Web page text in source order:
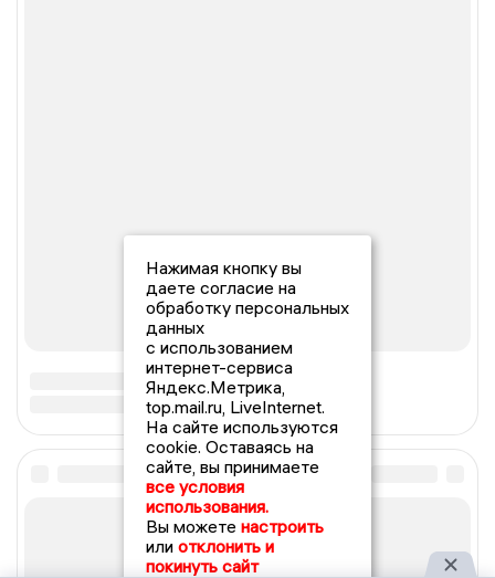
Нажимая кнопку вы
даете согласие на
обработку персональных
данных
с использованием
интернет-сервиса
Яндекс.Метрика,
top.mail.ru, LiveInternet.
На сайте используются
cookie. Оставаясь на
сайте, вы принимаете
все условия
использования.
Вы можете настроить
или отклонить и
покинуть сайт